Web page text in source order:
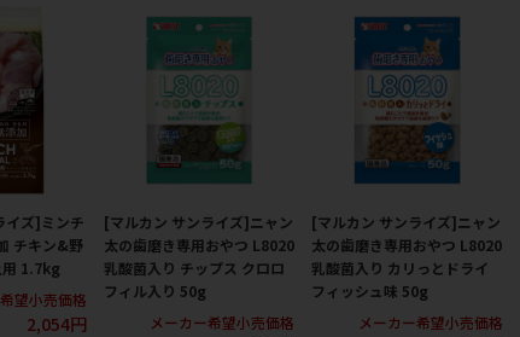
イズ]ミンチ
チキン&野
1.7kg
望小売価格
2,054円
[マルカン サンライズ]ニャン
太の歯磨き専用おやつ L8020
乳酸菌入り チップス クロロ
フィル入り 50g
メーカー希望小売価格
[マルカン サンライズ]ニャン
太の歯磨き専用おやつ L8020
乳酸菌入り カリっとドライ
フィッシュ味 50g
メーカー希望小売価格